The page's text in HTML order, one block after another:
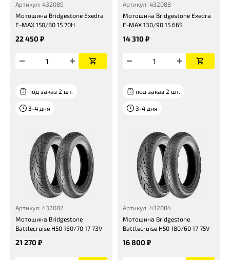
Артикул: 432089
Мотошина Bridgestone Exedra
E-MAX 150/80 15 70H
22 450 ₽
Артикул: 432088
Мотошина Bridgestone Exedra
E-MAX 130/90 15 66S
14 310 ₽
под заказ 2 шт.
3-4 дня
Артикул: 432082
Мотошина Bridgestone
Battlecruise H50 160/70 17 73V
21 270 ₽
под заказ 2 шт.
3-4 дня
Артикул: 432084
Мотошина Bridgestone
Battlecruise H50 180/60 17 75V
16 800 ₽